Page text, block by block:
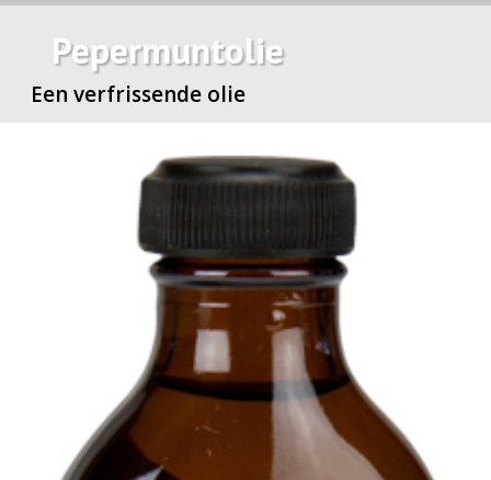
Pepermuntolie
Een verfrissende olie